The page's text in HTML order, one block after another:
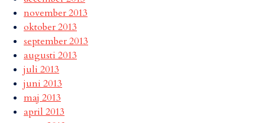
november 2013
oktober 2013
september 2013
augusti 2013
juli 2013
juni 2013
maj 2013
april 2013